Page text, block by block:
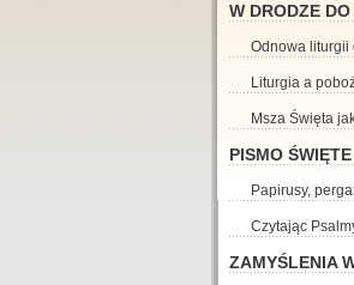
W DRODZE
Odnowa liturgii
Liturgia a
Msza Święta
PISMO
Papirusy,
Czytając
ZAMYŚLENIA